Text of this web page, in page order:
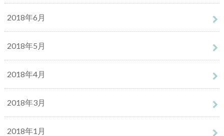
2018年6月
2018年5月
2018年4月
2018年3月
2018年1月